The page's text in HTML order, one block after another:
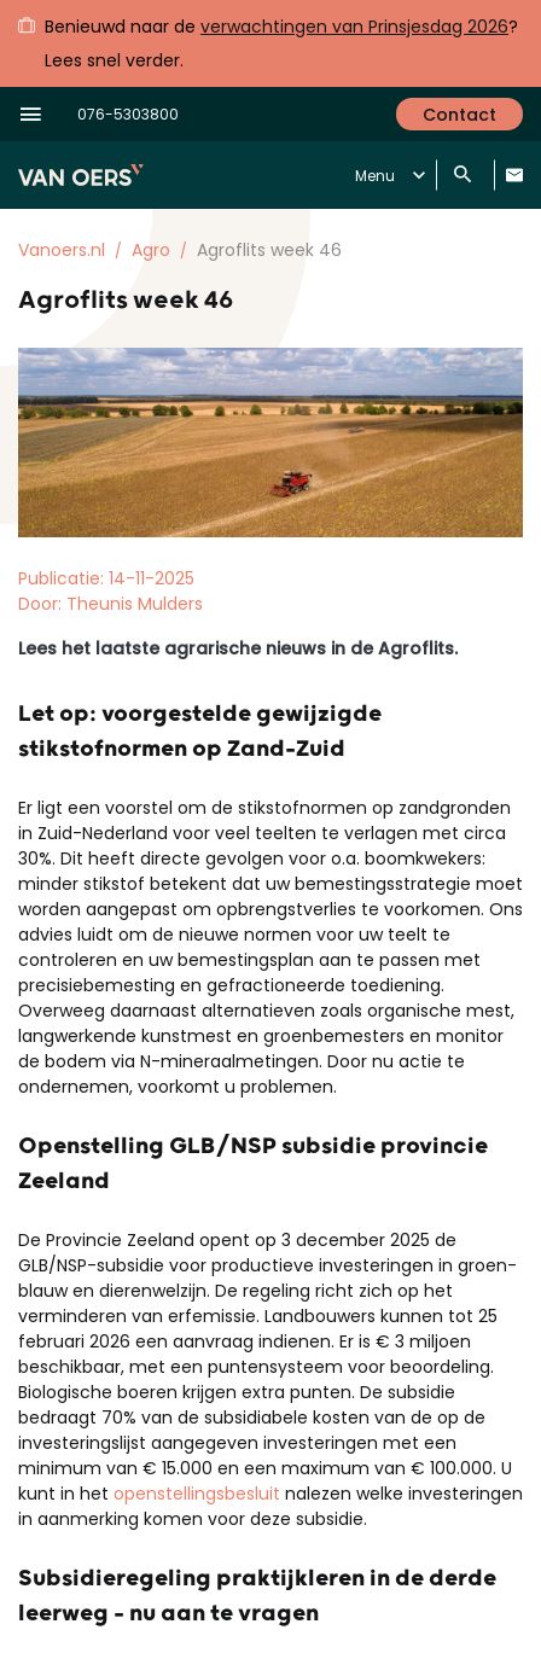
Benieuwd naar de verwachtingen van Prinsjesdag 2026?
Lees snel verder.
076-5303800 Contact
Menu
Vanoers.nl Agro Agroflits week 46
Agroflits week 46
Publicatie: 14-11-2025
Door: Theunis Mulders
Lees het laatste agrarische nieuws in de Agroflits.
Let op: voorgestelde gewijzigde
stikstofnormen op Zand-Zuid
Er ligt een voorstel om de stikstofnormen op zandgronden
in Zuid-Nederland voor veel teelten te verlagen met circa
30%. Dit heeft directe gevolgen voor o.a. boomkwekers:
minder stikstof betekent dat uw bemestingsstrategie moet
worden aangepast om opbrengstverlies te voorkomen. Ons
advies luidt om de nieuwe normen voor uw teelt te
controleren en uw bemestingsplan aan te passen met
precisiebemesting en gefractioneerde toediening.
Overweeg daarnaast alternatieven zoals organische mest,
langwerkende kunstmest en groenbemesters en monitor
de bodem via N-mineraalmetingen. Door nu actie te
ondernemen, voorkomt u problemen.
Openstelling GLB/NSP subsidie provincie
Zeeland
De Provincie Zeeland opent op 3 december 2025 de
GLB/NSP-subsidie voor productieve investeringen in groen-
blauw en dierenwelzijn. De regeling richt zich op het
verminderen van erfemissie. Landbouwers kunnen tot 25
februari 2026 een aanvraag indienen. Er is € 3 miljoen
beschikbaar, met een puntensysteem voor beoordeling.
Biologische boeren krijgen extra punten. De subsidie
bedraagt 70% van de subsidiabele kosten van de op de
investeringslijst aangegeven investeringen met een
minimum van € 15.000 en een maximum van € 100.000. U
kunt in het openstellingsbesluit nalezen welke investeringen
in aanmerking komen voor deze subsidie.
Subsidieregeling praktijkleren in de derde
leerweg – nu aan te vragen